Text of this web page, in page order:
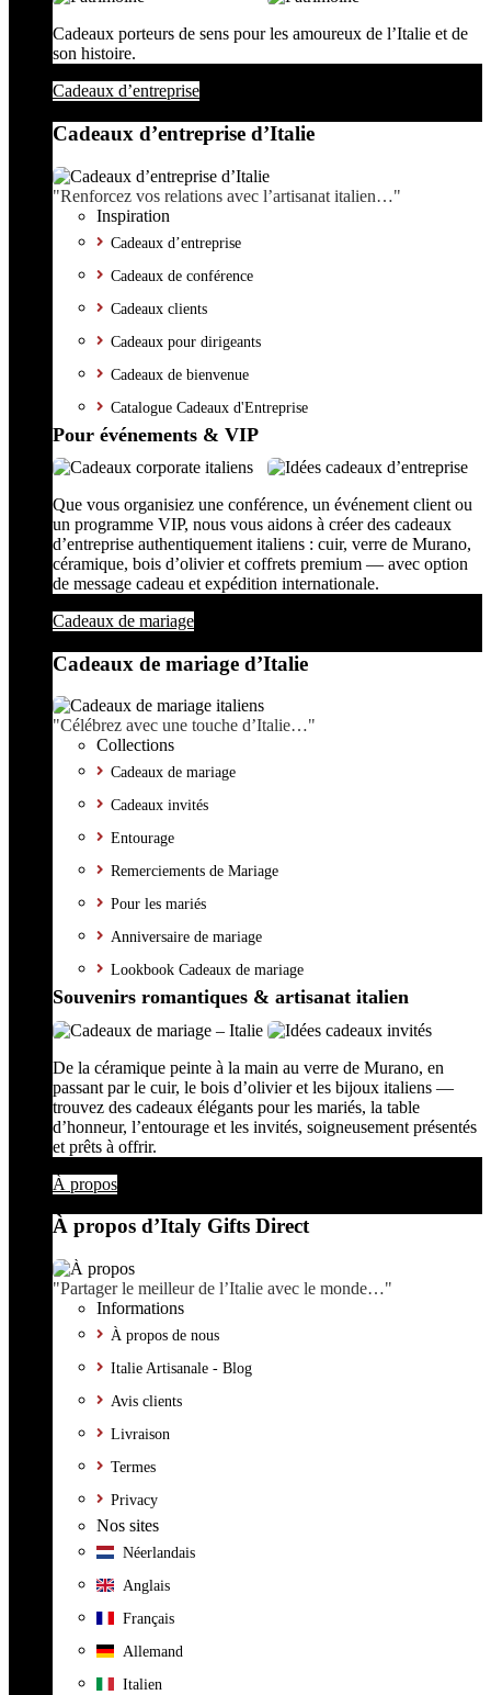
Cadeaux porteurs de sens pour les amoureux de l’Italie et de
son histoire.
Cadeaux d’entreprise
Cadeaux d’entreprise d’Italie
"Renforcez vos relations avec l’artisanat italien…"
Inspiration
Cadeaux d’entreprise
Cadeaux de conférence
Cadeaux clients
Cadeaux pour dirigeants
Cadeaux de bienvenue
Catalogue Cadeaux d'Entreprise
Pour événements & VIP
Que vous organisiez une conférence, un événement client ou
un programme VIP, nous vous aidons à créer des cadeaux
d’entreprise authentiquement italiens : cuir, verre de Murano,
céramique, bois d’olivier et coffrets premium — avec option
de message cadeau et expédition internationale.
Cadeaux de mariage
Cadeaux de mariage d’Italie
"Célébrez avec une touche d’Italie…"
Collections
Cadeaux de mariage
Cadeaux invités
Entourage
Remerciements de Mariage
Pour les mariés
Anniversaire de mariage
Lookbook Cadeaux de mariage
Souvenirs romantiques & artisanat italien
De la céramique peinte à la main au verre de Murano, en
passant par le cuir, le bois d’olivier et les bijoux italiens —
trouvez des cadeaux élégants pour les mariés, la table
d’honneur, l’entourage et les invités, soigneusement présentés
et prêts à offrir.
À propos
À propos d’Italy Gifts Direct
"Partager le meilleur de l’Italie avec le monde…"
Informations
À propos de nous
Italie Artisanale - Blog
Avis clients
Livraison
Termes
Privacy
Nos sites
Néerlandais
Anglais
Français
Allemand
Italien